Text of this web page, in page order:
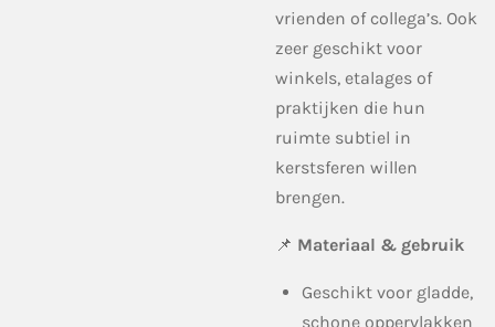
vrienden of collega’s. Ook
zeer geschikt voor
winkels, etalages of
praktijken die hun
ruimte subtiel in
kerstsferen willen
brengen.
📌 Materiaal & gebruik
Geschikt voor gladde,
schone oppervlakken